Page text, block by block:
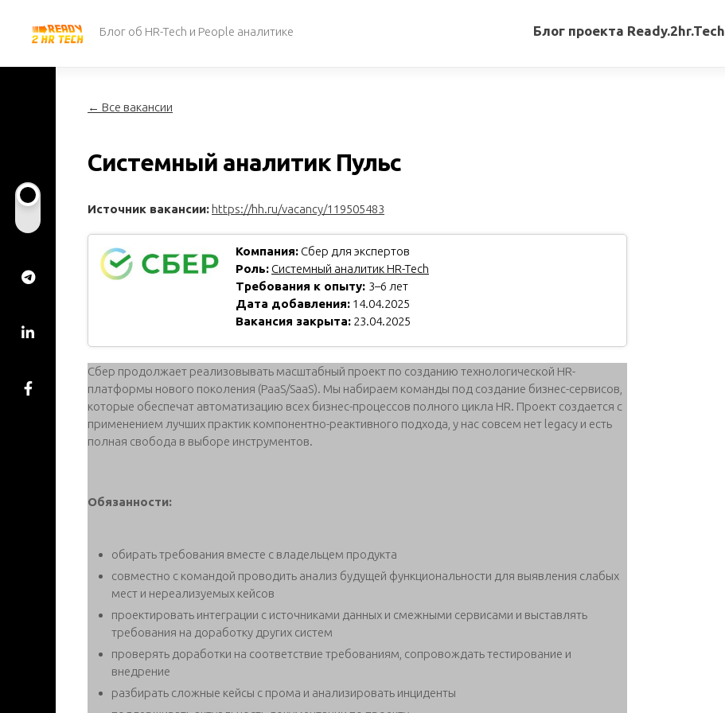
содержанию
Блог об HR-Tech и People аналитике Блог проекта Ready.2hr.Tech
← Все вакансии
Системный аналитик Пульс
Источник вакансии: https://hh.ru/vacancy/119505483
Компания: Сбер для экспертов
Роль: Системный аналитик HR-Tech
Требования к опыту: 3–6 лет
Дата добавления: 14.04.2025
Вакансия закрыта: 23.04.2025
Cбер продолжает реализовывать масштабный проект по созданию технологической HR-
платформы нового поколения (PaaS/SaaS). Мы набираем команды под создание бизнес-сервисов,
которые обеспечат автоматизацию всех бизнес-процессов полного цикла HR. Проект создается с
применением лучших практик компонентно-реактивного подхода, у нас совсем нет legacy и есть
полная свобода в выборе инструментов.
Обязанности:
обирать требования вместе с владельцем продукта
совместно с командой проводить анализ будущей функциональности для выявления слабых
мест и нереализуемых кейсов
проектировать интеграции с источниками данных и смежными сервисами и выставлять
требования на доработку других систем
проверять доработки на соответствие требованиям, сопровождать тестирование и
внедрение
разбирать сложные кейсы с прома и анализировать инциденты